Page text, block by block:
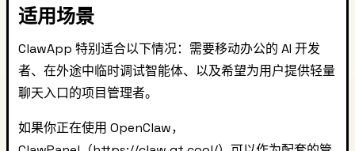
适用场景
ClawApp 特别适合以下情况：需要移动办公的 AI 开发
者、在外途中临时调试智能体、以及希望为用户提供轻量
聊天入口的项目管理者。
如果你正在使用 OpenClaw，